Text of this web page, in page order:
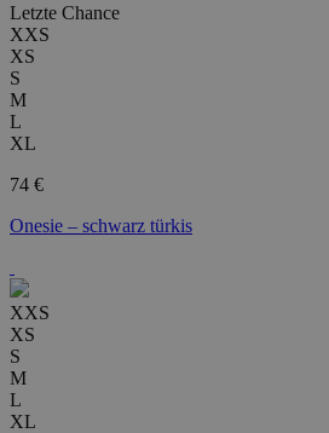
Letzte Chance
XXS
XS
S
M
L
XL
74 €
Onesie – schwarz türkis
XXS
XS
S
M
L
XL